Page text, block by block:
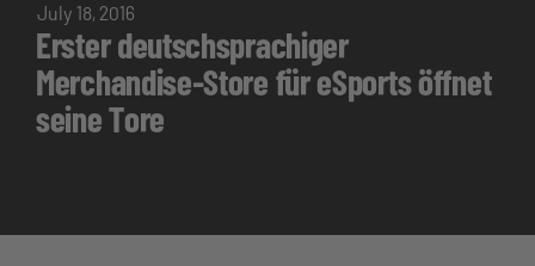
July 18, 2016
Erster deutschsprachiger
Merchandise-Store für eSports öffnet
seine Tore